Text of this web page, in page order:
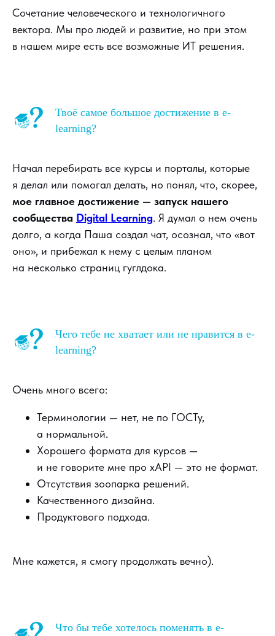
Сочетание человеческого и технологичного
вектора. Мы про людей и развитие, но при этом
в нашем мире есть все возможные ИТ решения.
Твоё самое большое достижение в e-
learning?
Начал перебирать все курсы и порталы, которые
я делал или помогал делать, но понял, что, скорее,
мое главное достижение — запуск нашего
сообщества Digital Learning. Я думал о нем очень
долго, а когда Паша создал чат, осознал, что «вот
оно», и прибежал к нему с целым планом
на несколько страниц гуглдока.
Чего тебе не хватает или не нравится в e-
learning?
Очень много всего:
Терминологии — нет, не по ГОСТу,
а нормальной.
Хорошего формата для курсов —
и не говорите мне про xAPI — это не формат.
Отсутствия зоопарка решений.
Качественного дизайна.
Продуктового подхода.
Мне кажется, я смогу продолжать вечно).
Что бы тебе хотелось поменять в e-